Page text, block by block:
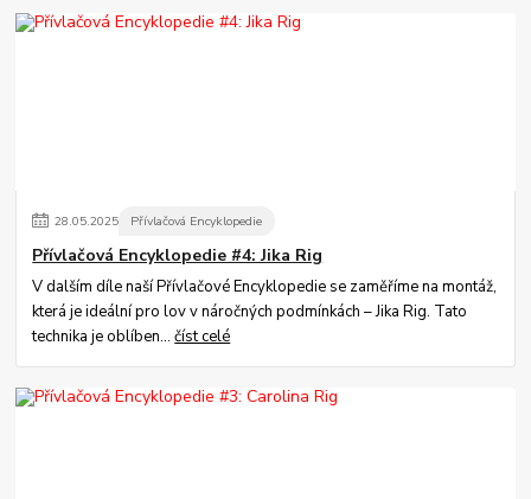
28.05.2025 Přívlačová Encyklopedie
Přívlačová Encyklopedie #4: Jika Rig
V dalším díle naší Přívlačové Encyklopedie se zaměříme na montáž,
která je ideální pro lov v náročných podmínkách – Jika Rig. Tato
technika je oblíben...číst celé